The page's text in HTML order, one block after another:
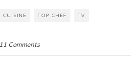
CUISINE TOP CHEF TV
11 Comments